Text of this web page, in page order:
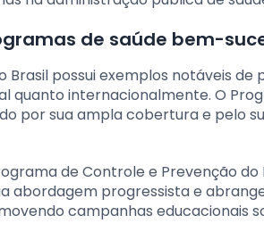
de saúde bem-
Brasil possui exemplos notáveis
quanto internacionalmente. O
por sua ampla cobertura e pelo
de Controle e Prevenção do
abordagem progressista e
campanhas educacionais